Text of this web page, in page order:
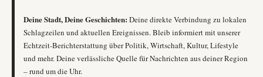
Deine Stadt, Deine Geschichten: Deine direkte Verbindung zu lokalen
Schlagzeilen und aktuellen Ereignissen. Bleib informiert mit unserer
Echtzeit-Berichterstattung über Politik, Wirtschaft, Kultur, Lifestyle
und mehr. Deine verlässliche Quelle für Nachrichten aus deiner Region
– rund um die Uhr.